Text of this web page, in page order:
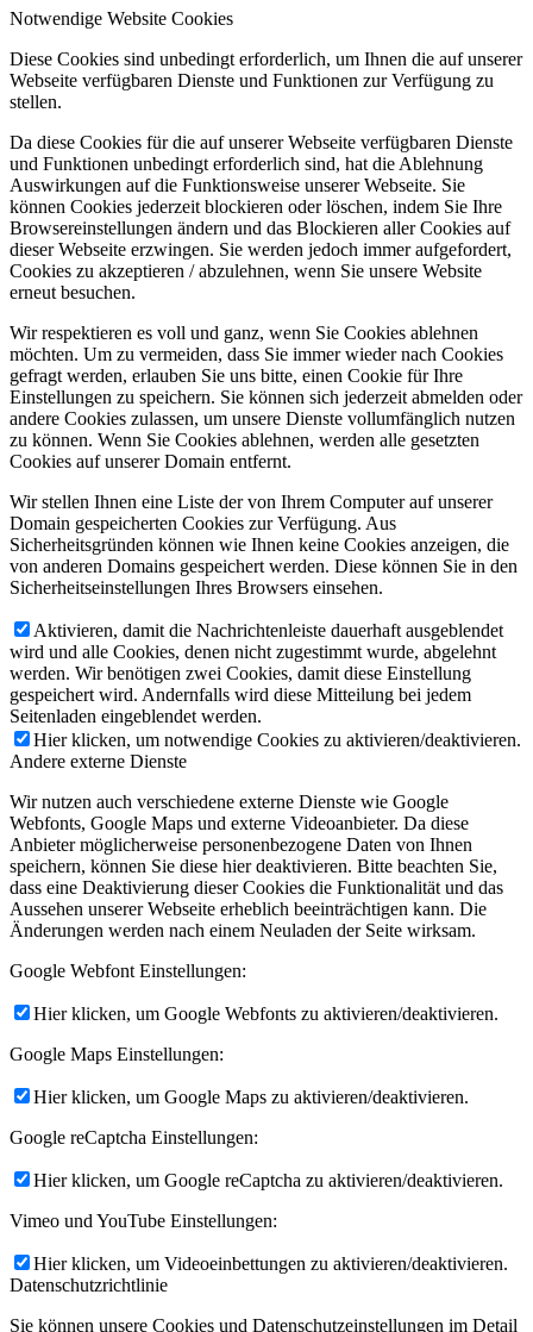
Notwendige Website Cookies
Diese Cookies sind unbedingt erforderlich, um Ihnen die auf unserer
Webseite verfügbaren Dienste und Funktionen zur Verfügung zu
stellen.
Da diese Cookies für die auf unserer Webseite verfügbaren Dienste
und Funktionen unbedingt erforderlich sind, hat die Ablehnung
Auswirkungen auf die Funktionsweise unserer Webseite. Sie
können Cookies jederzeit blockieren oder löschen, indem Sie Ihre
Browsereinstellungen ändern und das Blockieren aller Cookies auf
dieser Webseite erzwingen. Sie werden jedoch immer aufgefordert,
Cookies zu akzeptieren / abzulehnen, wenn Sie unsere Website
erneut besuchen.
Wir respektieren es voll und ganz, wenn Sie Cookies ablehnen
möchten. Um zu vermeiden, dass Sie immer wieder nach Cookies
gefragt werden, erlauben Sie uns bitte, einen Cookie für Ihre
Einstellungen zu speichern. Sie können sich jederzeit abmelden oder
andere Cookies zulassen, um unsere Dienste vollumfänglich nutzen
zu können. Wenn Sie Cookies ablehnen, werden alle gesetzten
Cookies auf unserer Domain entfernt.
Wir stellen Ihnen eine Liste der von Ihrem Computer auf unserer
Domain gespeicherten Cookies zur Verfügung. Aus
Sicherheitsgründen können wie Ihnen keine Cookies anzeigen, die
von anderen Domains gespeichert werden. Diese können Sie in den
Sicherheitseinstellungen Ihres Browsers einsehen.
Aktivieren, damit die Nachrichtenleiste dauerhaft ausgeblendet
wird und alle Cookies, denen nicht zugestimmt wurde, abgelehnt
werden. Wir benötigen zwei Cookies, damit diese Einstellung
gespeichert wird. Andernfalls wird diese Mitteilung bei jedem
Seitenladen eingeblendet werden.
Hier klicken, um notwendige Cookies zu aktivieren/deaktivieren.
Andere externe Dienste
Wir nutzen auch verschiedene externe Dienste wie Google
Webfonts, Google Maps und externe Videoanbieter. Da diese
Anbieter möglicherweise personenbezogene Daten von Ihnen
speichern, können Sie diese hier deaktivieren. Bitte beachten Sie,
dass eine Deaktivierung dieser Cookies die Funktionalität und das
Aussehen unserer Webseite erheblich beeinträchtigen kann. Die
Änderungen werden nach einem Neuladen der Seite wirksam.
Google Webfont Einstellungen:
Hier klicken, um Google Webfonts zu aktivieren/deaktivieren.
Google Maps Einstellungen:
Hier klicken, um Google Maps zu aktivieren/deaktivieren.
Google reCaptcha Einstellungen:
Hier klicken, um Google reCaptcha zu aktivieren/deaktivieren.
Vimeo und YouTube Einstellungen:
Hier klicken, um Videoeinbettungen zu aktivieren/deaktivieren.
Datenschutzrichtlinie
Sie können unsere Cookies und Datenschutzeinstellungen im Detail